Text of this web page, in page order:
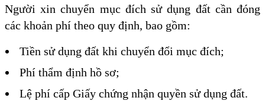
Người xin chuyển mục đích sử dụng đất cần đóng
các khoản phí theo quy định, bao gồm:
Tiền sử dụng đất khi chuyển đổi mục đích;
Phí thẩm định hồ sơ;
Lệ phí cấp Giấy chứng nhận quyền sử dụng đất.